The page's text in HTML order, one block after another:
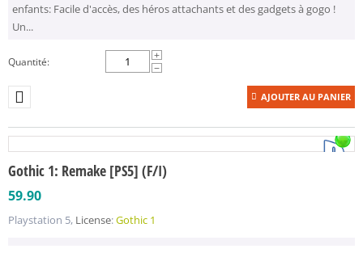
enfants: Facile d'accès, des héros attachants et des gadgets à gogo !
Un...
Quantité:
+
−
AJOUTER AU PANIER
Gothic 1: Remake [PS5] (F/I)
59.90
Playstation 5, License:Gothic 1